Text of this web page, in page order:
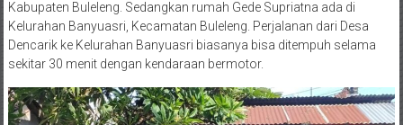
Kabupaten Buleleng. Sedangkan rumah Gede Supriatna ada di
Kelurahan Banyuasri, Kecamatan Buleleng. Perjalanan dari Desa
Dencarik ke Kelurahan Banyuasri biasanya bisa ditempuh selama
sekitar 30 menit dengan kendaraan bermotor.